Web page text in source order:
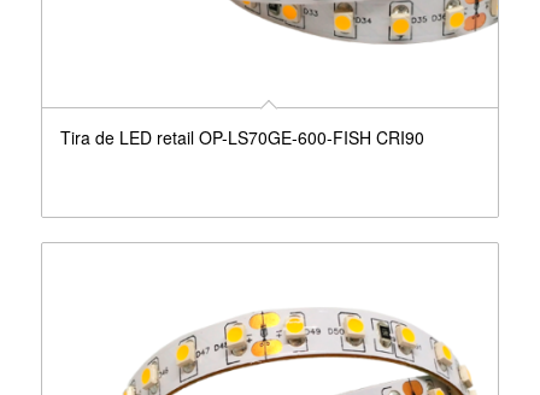
Tira de LED retail OP-LS70GE-600-FISH CRI90